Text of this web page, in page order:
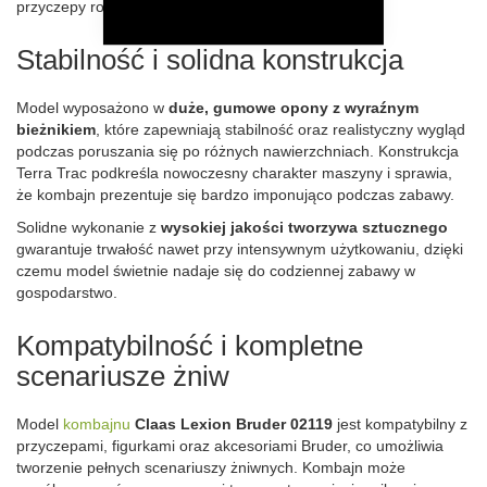
przyczepy rolniczej.
Stabilność i solidna konstrukcja
Model wyposażono w duże, gumowe opony z wyraźnym
bieżnikiem , które zapewniają stabilność oraz realistyczny wygląd
podczas poruszania się po różnych nawierzchniach. Konstrukcja
Terra Trac podkreśla nowoczesny charakter maszyny i sprawia,
że kombajn prezentuje się bardzo imponująco podczas zabawy.
Solidne wykonanie z wysokiej jakości tworzywa sztucznego
gwarantuje trwałość nawet przy intensywnym użytkowaniu, dzięki
czemu model świetnie nadaje się do codziennej zabawy w
gospodarstwo.
Kompatybilność i kompletne
scenariusze żniw
Model kombajnu Claas Lexion Bruder 02119 jest kompatybilny z
przyczepami, figurkami oraz akcesoriami Bruder, co umożliwia
tworzenie pełnych scenariuszy żniwnych. Kombajn może